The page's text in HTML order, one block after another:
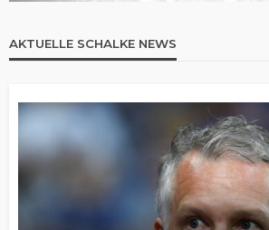
AKTUELLE SCHALKE NEWS